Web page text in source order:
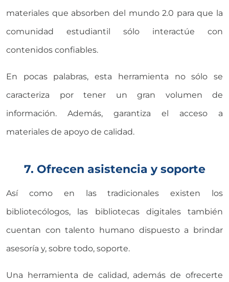
materiales que absorben del mundo 2.0 para que la
comunidad estudiantil sólo interactúe con
contenidos confiables.
En pocas palabras, esta herramienta no sólo se
caracteriza por tener un gran volumen de
información. Además, garantiza el acceso a
materiales de apoyo de calidad.
7. Ofrecen asistencia y soporte
Así como en las tradicionales existen los
bibliotecólogos, las bibliotecas digitales también
cuentan con talento humano dispuesto a brindar
asesoría y, sobre todo, soporte.
Una herramienta de calidad, además de ofrecerte